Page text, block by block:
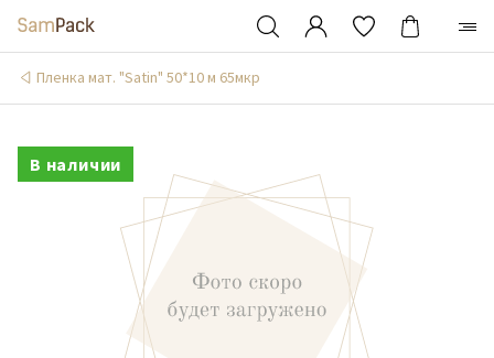
Пленка мат. "Satin" 50*10 м 65мкр
В наличии